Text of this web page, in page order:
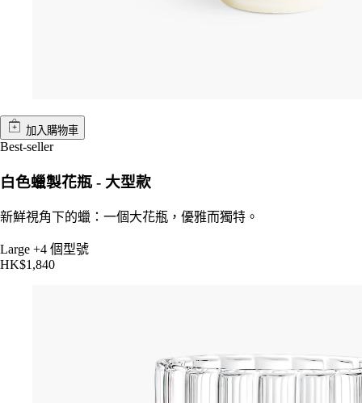
加入購物車
Best-seller
白色蠟製花瓶 - 大型款
新鮮視角下的蠟：一個大花瓶，優雅而獨特。
Large +4 個型號
HK$1,840